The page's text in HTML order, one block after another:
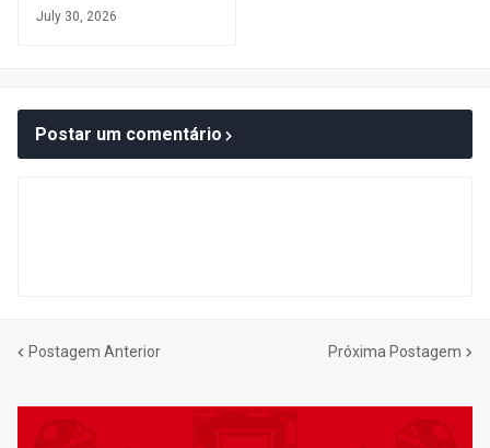
July 30, 2026
Postar um comentário
Postagem Anterior Próxima Postagem